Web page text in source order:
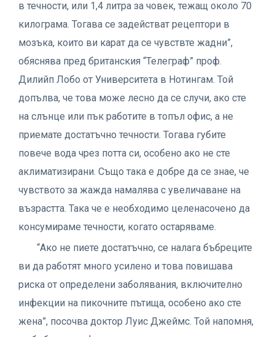
в течности, или 1,4 литра за човек, тежащ около 70
килограма. Тогава се задействат рецептори в
мозъка, които ви карат да се чувствте жадни”,
обяснява пред британския “Телеграф” проф.
Дилийп Лобо от Университета в Нотингам. Той
допълва, че това може лесно да се случи, ако сте
на слънце или пък работите в топъл офис, а не
приемате достатъчно течности. Тогава губите
повече вода чрез потта си, особено ако не сте
аклиматизирани. Също така е добре да се знае, че
чувството за жажда намалява с увеличаване на
възрастта. Така че е необходимо целенасочено да
консумираме течности, когато остаряваме.
“Ако не пиете достатъчно, се налага бъбреците
ви да работят много усилено и това повишава
риска от определени заболявания, включително
инфекции на пикочните пътища, особено ако сте
жена”, посочва доктор Луис Джеймс. Той напомня,